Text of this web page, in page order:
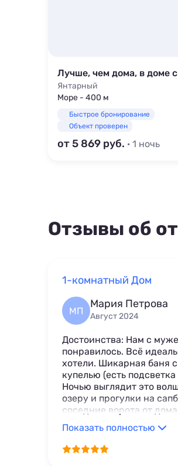
Янтарный
Море - 400 м
Быстрое бронирование
Объект проверен
от 5 869 · 1 ночь
Отзывы об
1-комнатный Дом
МП
Мария Петрова
Август 2024
Достоинства: Нам с
понравилось. Всё
хотели. Шикарная баня
купелью (есть
Ночью выглядит это
озеру и прогулки на
соседние ворота от
минуты от дома. Хозяин
гостеприимный, очень
чувствовали себя как
спасибо и всем
Показать полностью